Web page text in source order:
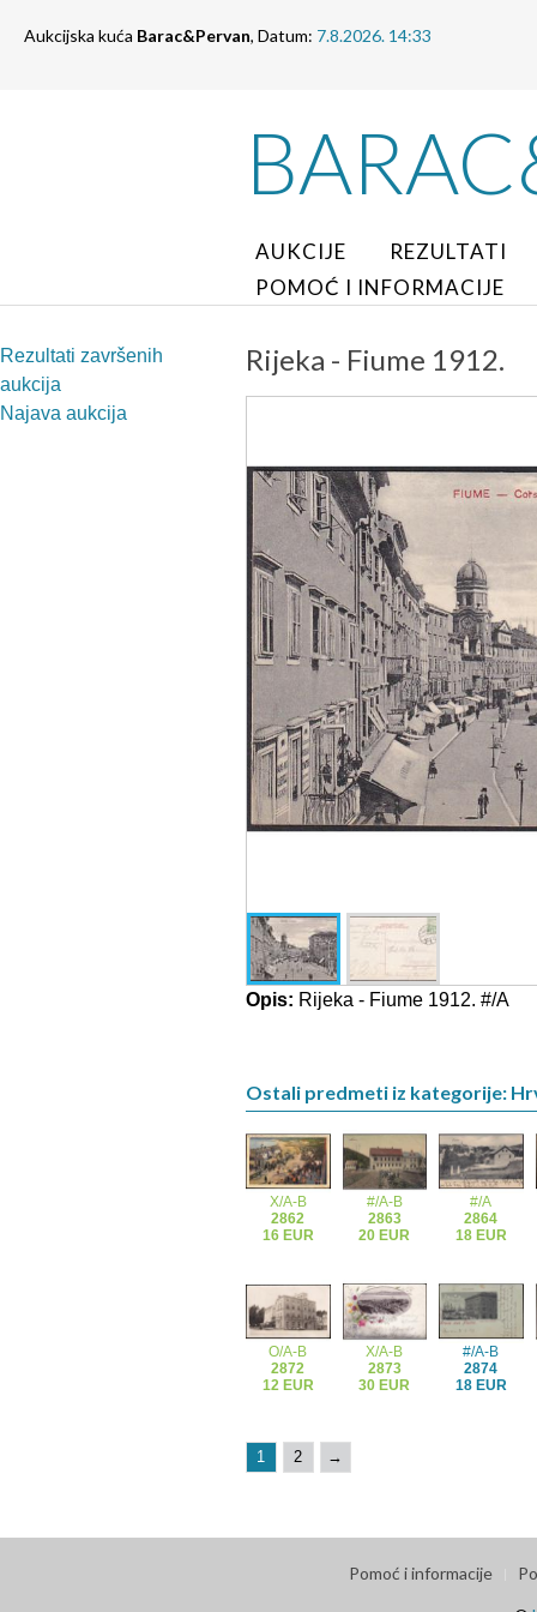
Aukcijska kuća Barac&Pervan, Datum: 7.8.2026. 14:33
AUKCIJE
REZULTATI
POMOĆ I INFORMACIJE
Rezultati završenih
aukcija
Najava aukcija
Rijeka - Fiume 1912.
Opis: Rijeka - Fiume 1912. #/A
Ostali predmeti iz kategorije:
X/A-B
2862
16 EUR
#/A-B
2863
20 EUR
#/A
2864
18 EUR
O/A-B
2872
12 EUR
X/A-B
2873
30 EUR
#/A-B
2874
18 EUR
1 2 →
Pomoć i informacije